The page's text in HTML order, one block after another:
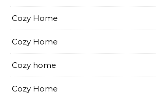
Cozy Home
Cozy Home
Cozy home
Cozy Home